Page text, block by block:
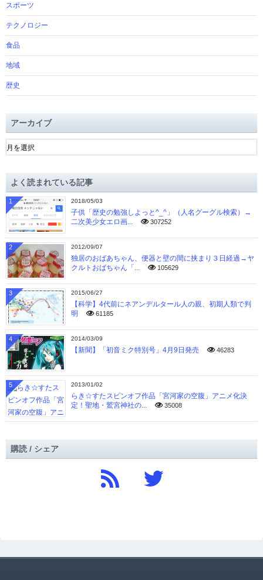
スポーツ
テクノロジー
食品
地域
歴史
アーカイブ
ア
ー
ブよく読まれている記事
2018/05/03
子供「歴史の勉強しよっと^_^」（人名グーグル検索）→
二次美少女エロ画...
307252
1
2012/09/07
独居のおばあちゃん、便器と壁の間に挟まり３日経過→ヤ
クルトおばちゃん「...
105629
2
2015/06/27
【科学】4代前にネアンデルタール人の親、初期人類で判
明
61185
3
2014/03/09
【新聞】「初音ミク特別号」4月9日発売 46283
4
2013/01/02
らき☆すたスピンオフ作品「宮河家の空腹」アニメ化決
定！聖地・鷲宮神社の...
35008
5
購読 / シェア